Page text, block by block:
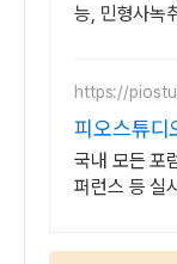
능, 민형사녹
는 원스톱 외
https://
피오스튜디
시간 자막
국내 모든 포
퍼런스 등 실